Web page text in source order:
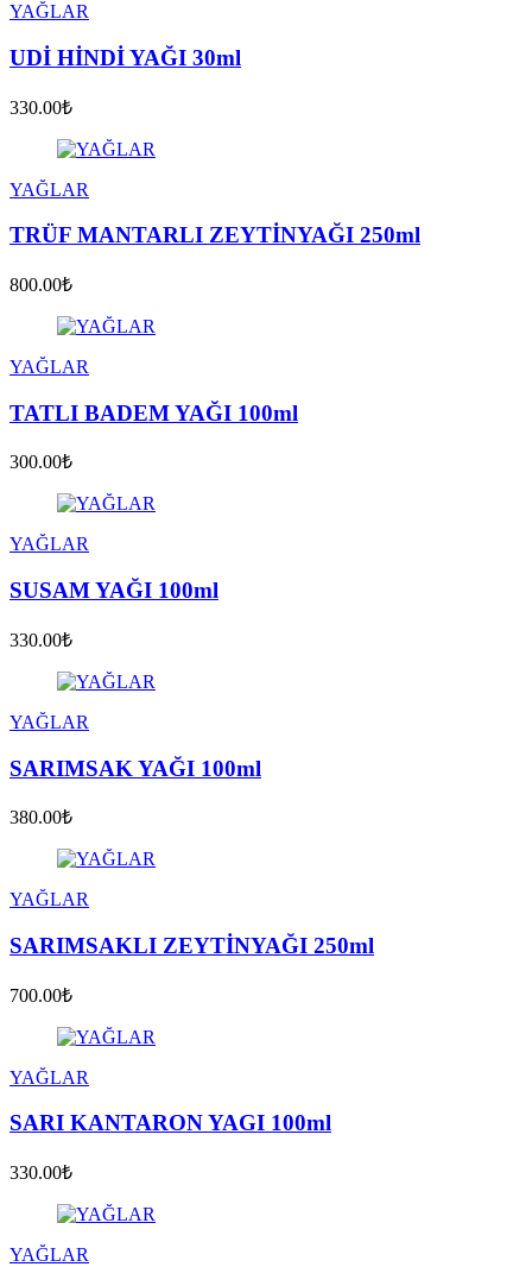
YAĞLAR
UDİ HİNDİ YAĞI 30ml
330.00₺
YAĞLAR
TRÜF MANTARLI ZEYTİNYAĞI 250ml
800.00₺
YAĞLAR
TATLI BADEM YAĞI 100ml
300.00₺
YAĞLAR
SUSAM YAĞI 100ml
330.00₺
YAĞLAR
SARIMSAK YAĞI 100ml
380.00₺
YAĞLAR
SARIMSAKLI ZEYTİNYAĞI 250ml
700.00₺
YAĞLAR
SARI KANTARON YAGI 100ml
330.00₺
YAĞLAR